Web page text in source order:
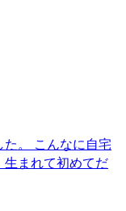
。 こんなに自宅
まれて初めてだ